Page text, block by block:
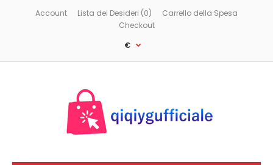
Account Lista dei Desideri (0)
Carrello della Spesa
Checkout
€